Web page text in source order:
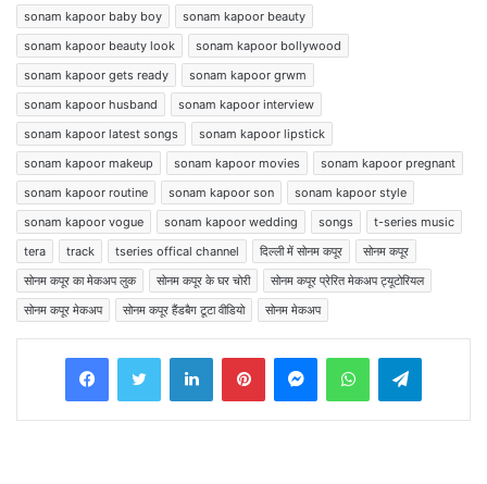
sonam kapoor baby boy
sonam kapoor beauty
sonam kapoor beauty look
sonam kapoor bollywood
sonam kapoor gets ready
sonam kapoor grwm
sonam kapoor husband
sonam kapoor interview
sonam kapoor latest songs
sonam kapoor lipstick
sonam kapoor makeup
sonam kapoor movies
sonam kapoor pregnant
sonam kapoor routine
sonam kapoor son
sonam kapoor style
sonam kapoor vogue
sonam kapoor wedding songs
t-series music
tera
track tseries offical channel दिल्ली में सोनम कपूर
सोनम कपूर
सोनम कपूर का मेकअप लुक
सोनम कपूर के घर चोरी
सोनम कपूर प्रेरित मेकअप ट्यूटोरियल
सोनम कपूर मेकअप
सोनम कपूर हैंडबैग टूटा वीडियो सोनम मेकअप